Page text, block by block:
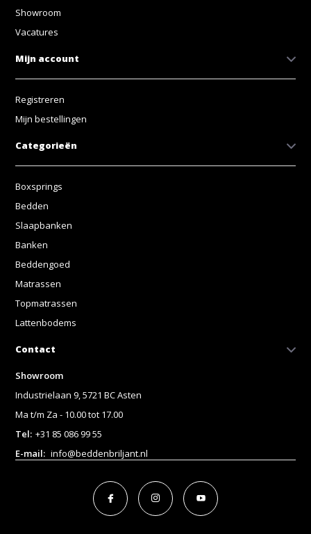
Showroom
Vacatures
Mijn account
Registreren
Mijn bestellingen
Categorieën
Boxsprings
Bedden
Slaapbanken
Banken
Beddengoed
Matrassen
Topmatrassen
Lattenbodems
Contact
Showroom
Industrielaan 9, 5721 BC Asten
Ma t/m Za - 10.00 tot 17.00
Tel: +31 85 086 99 55
E-mail: info@beddenbriljant.nl